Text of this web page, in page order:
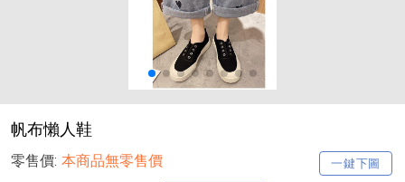
帆布懶人鞋
零售價: 一鍵下圖
本商品無零售價